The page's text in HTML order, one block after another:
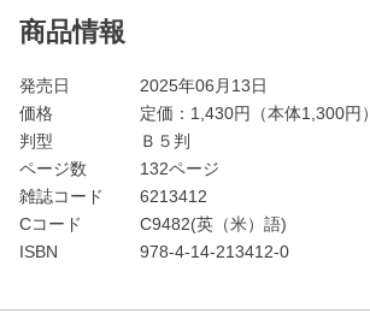
商品情報
発売日
2025年06月13日
価格
定価： 1,430円（本体1,300円）
判型
Ｂ５判
ページ数
132ページ
雑誌コード
6213412
Cコード
C9482(英（米）語)
ISBN
978-4-14-213412-0